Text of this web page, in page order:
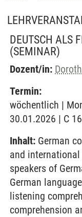
DEUTSCH ALS
(SEMINAR)
Dozent/in:
Termin:
wöchentlich |
30.01.2026 | C
Inhalt: German
and
speakers of
German
listening
comprehension